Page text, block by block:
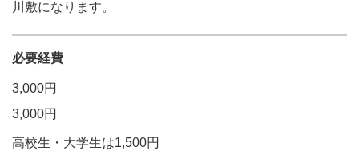
川敷になります。
必要経費
3,000円
3,000円
高校生・大学生は1,500円